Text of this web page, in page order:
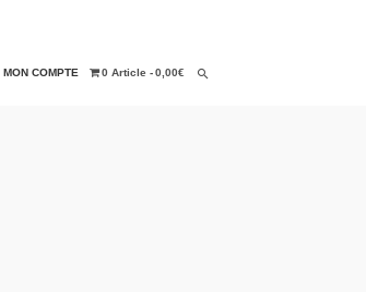
MON COMPTE 0 Article 0,00€